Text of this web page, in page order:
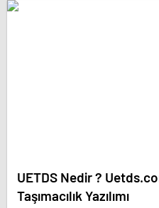
UETDS Nedir ?
Taşımacılık Yazılımı